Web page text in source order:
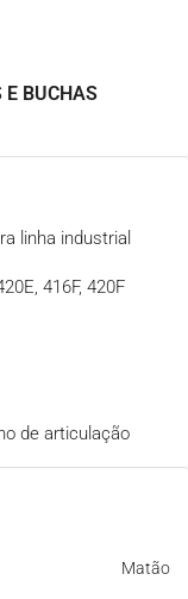
E BUCHAS
linha industrial
416F, 420F
de articulação
Matão